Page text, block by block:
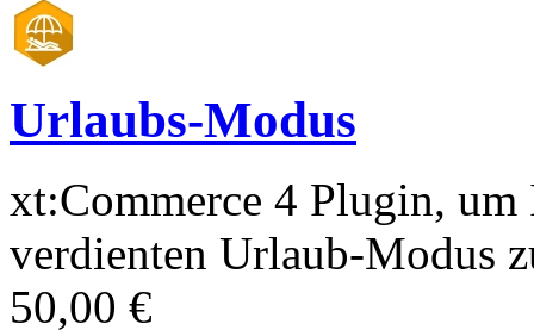
Urlaubs-Modus
xt:Commerce 4 Plugin,
verdienten Urlaub-Modus
50,00 €